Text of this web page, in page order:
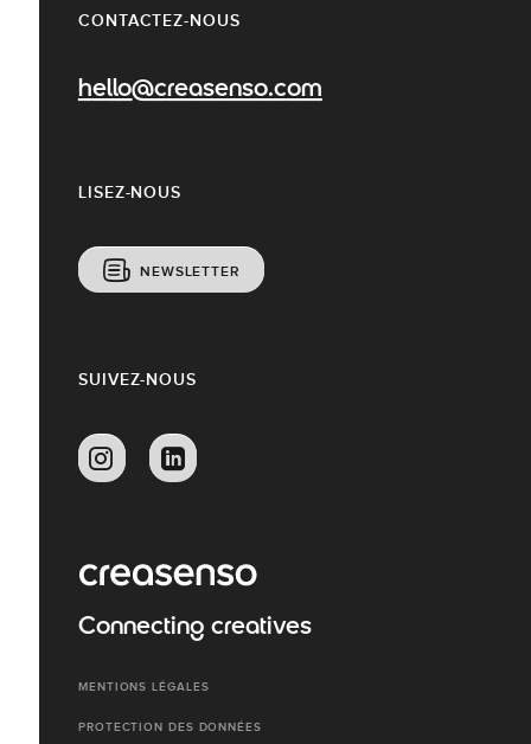
CONTACTEZ-NOUS
hello@creasenso.com
LISEZ-NOUS
NEWSLETTER
SUIVEZ-NOUS
Connecting creatives
MENTIONS LÉGALES
PROTECTION DES DONNÉES